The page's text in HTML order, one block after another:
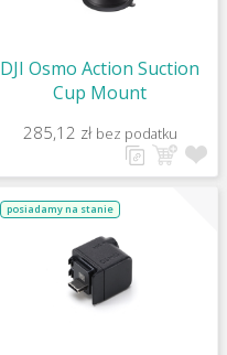
DJI Osmo Action Suction
Cup Mount
285,12 zł bez podatku
posiadamy na stanie